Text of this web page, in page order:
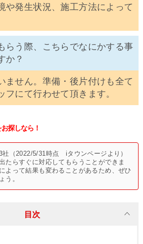
や発生状況、施工方法によって
らう際、こちらでなにかする事
か？
ません。準備・後片付けも全て
フにて行わせて頂きます。
探しなら！
社（2022/5/31時点 iタウンページより）
たらすぐに対応してもらうことができま
よって結果も変わることがあるため、ぜひ
う。
目次